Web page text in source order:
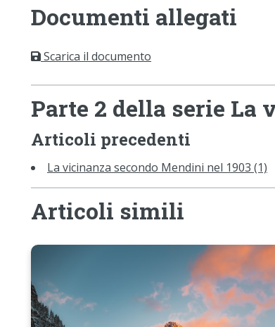
Documenti allegati
Scarica il documento
Parte 2 della serie La
Articoli precedenti
La vicinanza secondo Mendini nel 1903 (1)
Articoli simili